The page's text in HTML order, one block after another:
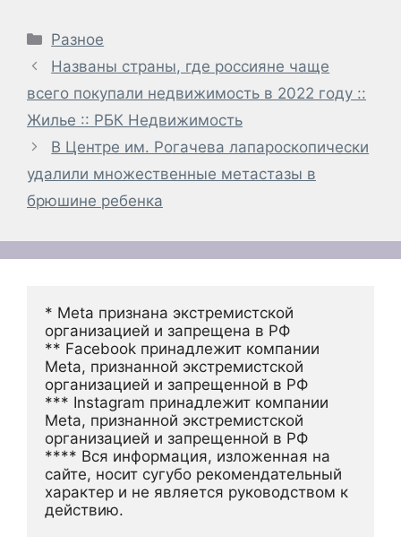
Рубрики
Разное
Названы страны, где россияне чаще
всего покупали недвижимость в 2022 году ::
Жилье :: РБК Недвижимость
В Центре им. Рогачева лапароскопически
удалили множественные метастазы в
брюшине ребенка
* Meta признана экстремистской
организацией и запрещена в РФ
** Facebook принадлежит компании
Meta, признанной экстремистской
организацией и запрещенной в РФ
*** Instagram принадлежит компании
Meta, признанной экстремистской
организацией и запрещенной в РФ
**** Вся информация, изложенная на
сайте, носит сугубо рекомендательный
характер и не является руководством к
действию.